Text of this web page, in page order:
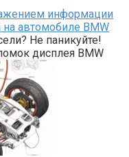
информации
автомобиле BMW
Не паникуйте!
дисплея BMW